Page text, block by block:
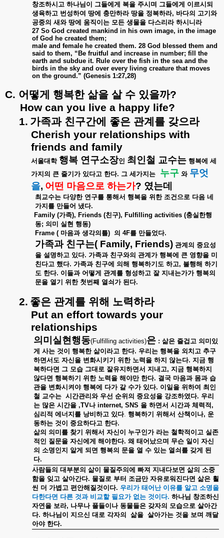
창조하시고 하나님이 그들에게 복을 주시며 그들에게 이르시되
생육하고 번성하여 땅에 충만하라 땅을 정복하라, 바다의 고기와
공중의 새와 땅에 움직이는 모든 생물을 다스리라 하시니라
27 So God created mankind in his own image, in the image
of God he created them;
male and female he created them. 28 God blessed them and
said to them, “Be fruitful and increase in number; fill the
earth and subdue it. Rule over the fish in the sea and the
birds in the sky and over every living creature that moves
on the ground.” (Genesis 1:27,28)
C. 어떻게 행복한 삶을 살 수 있을까?
How can you live a happy life?
1. 가족과 친구간에 좋은 관계를 갖으라
Cherish your relationships with
friends and family
서울대학 행복 연구소장인 최인철 교수는 행복에 세
가지의 큰 줄기가 있다고 한다. 그 세가지는 누구 와 무엇
을, 어떤 마음으로 하는가? 였는데
최교수는 다양한 연구를 통해서 행복을 위한 조건으로 다음 네
가지를 만들어 냈다.
Family (가족), Friends (친구), Fulfilling activities (충실한행
동; 의미 실현 행동)
Frame ( 마음과 생각의틀) 의 4F를 만들었다.
가족과 친구는( Family, Friends) 관계의 중요성
을 설명하고 있다. 가족과 친구와의 관계가 행복에 큰 영향을 미
친다고 했다. 가족과 친구에 의해 행복하기도 하고, 불행해 하기
도 한다. 이들과 어떻게 관계를 형성하고 잘 지내는가가 행복의
문을 열기 위한 첫번째 열쇠가 된다.
2. 좋은 관계를 위해 노력하라
Put an effort towards your
relationships
의미실현행동(Fulfilling activities)은 : 삶은 즐겁고 의미있
게 사는 것이 행복한 삶이라고 한다. 우리는 행복을 외치고 추구
하면서도 자신을 변화시키기 위한 노력을 하지 않는다. 지금 행
복하다면 그 모습 그대로 잘유지하면서 지내고, 지금 행복하지
않다면 행복하기 위한 노력을 해야만 한다. 결국 마음과 몸과 습
관을 변화시켜야 행복에 다가 갈 수가 있다. 이일을 위하여 최인
철 교수는 시간관리와 우선 순위의 중요성을 강조하였다. 우리
는 많은 시간을,TV나internet, SNS 을 하면서 시간과 체력적 ,
심리적 에너지를 낭비하고 있다. 행복하기 위해서 산책이나, 운
동하는 것이 중요하다고 한다.
삶의 의미를 찾기 위해서 자신이 누구인가 라는 철학적이고 실존
적인 질문을 자신에게 해야한다. 왜 태어났으며 무슨 일이 자신
의 소명인지 알게 되면 행복의 문을 열 수 있는 열쇠를 갖게 된
다.
사람들의 대부분의 삶이 물질주의에 빠져 지내다보면 삶의 소중
함을 잊고 살아간다. 물질로 부터 조금만 자유로워진다면 삶은 훨
씬 더 가볍고 편안해질것이다. 우리가 태어난 이유를 알고 소명을
다한다면 다른 것과 비교할 필요가 없는 것이다. 하나님 창조하신
자연을 보라, 나무나 풀들이나 동물들은 갖자의 모습으로 살아간
다. 하나님이 지으신 대로 각자의 삶을 살아가는 것을 보며 깨달
아야 한다.